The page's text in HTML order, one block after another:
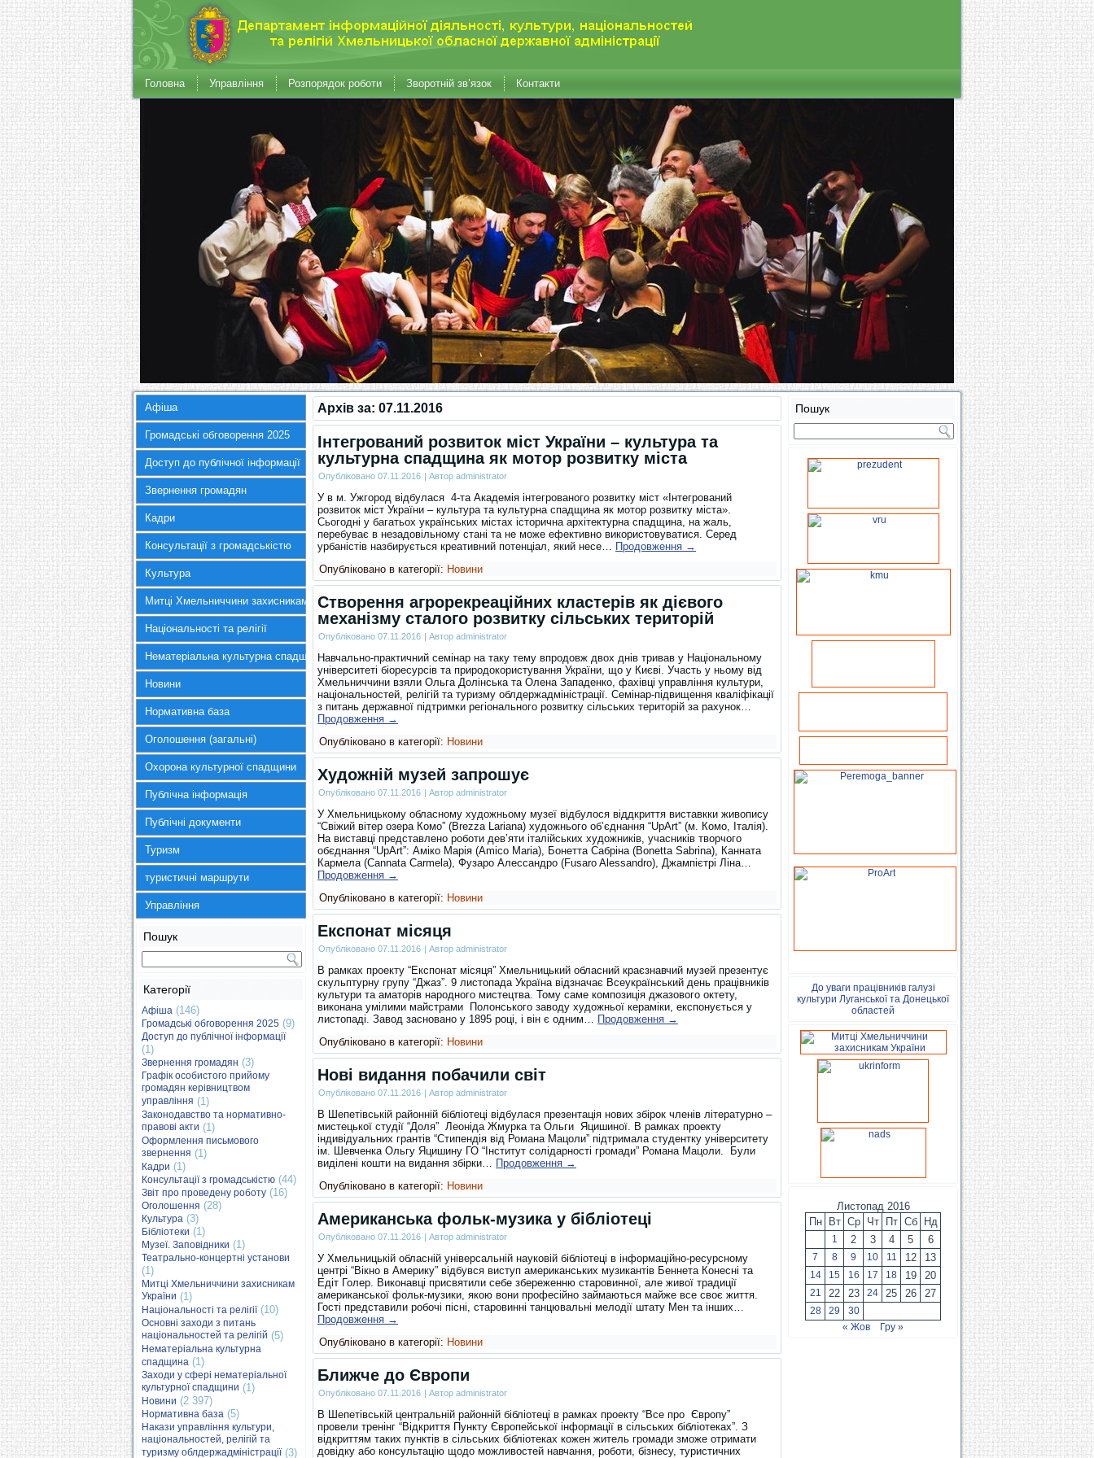
Головна Управління Розпорядок роботи Зворотній зв’язок Контакти
Афіша
Громадські обговорення 2025
Доступ до публічної інформації
Звернення громадян
Кадри
Консультації з громадськістю
Культура
Митці Хмельниччини захисникам України
Національності та релігії
Нематеріальна культурна спадщина
Новини
Нормативна база
Оголошення (загальні)
Охорона культурної спадщини
Публічна інформація
Публічні документи
Туризм
туристичні маршрути
Управління
Пошук
Категорії
Афіша (146)
Громадські обговорення 2025 (9)
Доступ до публічної інформації
(1)
Звернення громадян (3)
Графік особистого прийому
громадян керівництвом
управління (1)
Законодавство та нормативно-
правові акти (1)
Оформлення письмового
звернення (1)
Кадри (1)
Консультації з громадськістю (44)
Звіт про проведену роботу (16)
Оголошення (28)
Культура (3)
Бібліотеки (1)
Музеї. Заповідники (1)
Театрально-концертні установи
(1)
Митці Хмельниччини захисникам
України (1)
Національності та релігії(10)
Основні заходи з питань
національностей та релігій (5)
Нематеріальна культурна
спадщина (1)
Заходи у сфері нематеріальної
культурної спадщини (1)
Новини (2 397)
Нормативна база (5)
Накази управління культури,
національностей, релігій та
туризму облдержадміністрації(3)
Архів за: 07.11.2016
Інтегрований розвиток міст України – культура та
культурна спадщина як мотор розвитку міста
Опубліковано 07.11.2016 | Автор administrator
У в м. Ужгород відбулася 4-та Академія інтегрованого розвитку міст «Інтегрований
розвиток міст України – культура та культурна спадщина як мотор розвитку міста».
Сьогодні у багатьох українських містах історична архітектурна спадщина, на жаль,
перебуває в незадовільному стані та не може ефективно використовуватися. Серед
урбаністів назбирується креативний потенціал, який несе… Продовження →
Опубліковано в категорії: Новини
Створення агрорекреаційних кластерів як дієвого
механізму сталого розвитку сільських територій
Опубліковано 07.11.2016 | Автор administrator
Навчально-практичний семінар на таку тему впродовж двох днів тривав у Національному
університеті біоресурсів та природокористування України, що у Києві. Участь у ньому від
Хмельниччини взяли Ольга Долінська та Олена Западенко, фахівці управління культури,
національностей, релігій та туризму облдержадміністрації. Семінар-підвищення кваліфікації
з питань державної підтримки регіонального розвитку сільських територій за рахунок…
Продовження →
Опубліковано в категорії: Новини
Художній музей запрошує
Опубліковано 07.11.2016 | Автор administrator
У Хмельницькому обласному художньому музеї відбулося віддкриття виставкки живопису
“Свіжий вітер озера Комо” (Brezza Lariana) художнього об’єднання “UpArt” (м. Комо, Італія).
На виставці представлено роботи дев’яти італійських художників, учасників творчого
обєднання “UpArt”: Аміко Марія (Amico Maria), Бонетта Сабріна (Bonetta Sabrina), Канната
Кармела (Cannata Carmela), Фузаро Алессандро (Fusaro Alessandro), Джампієтрі Ліна…
Продовження →
Опубліковано в категорії: Новини
Експонат місяця
Опубліковано 07.11.2016 | Автор administrator
В рамках проекту “Експонат місяця” Хмельницький обласний краєзнавчий музей презентує
скульптурну групу “Джаз”. 9 листопада Україна відзначає Всеукраїнський день працівників
культури та аматорів народного мистецтва. Тому саме композиція джазового октету,
виконана умілими майстрами Полонського заводу художньої кераміки, експонується у
листопаді. Завод засновано у 1895 році, і він є одним… Продовження →
Опубліковано в категорії: Новини
Нові видання побачили світ
Опубліковано 07.11.2016 | Автор administrator
В Шепетівській районній бібліотеці відбулася презентація нових збірок членів літературно –
мистецької студії “Доля” Леоніда Жмурка та Ольги Яцишиної. В рамках проекту
індивідуальних грантів “Стипендія від Романа Мацоли” підтримала студентку університету
ім. Шевченка Ольгу Яцишину ГО “Інститут солідарності громади” Романа Мацоли. Були
виділені кошти на видання збірки… Продовження →
Опубліковано в категорії: Новини
Американська фольк-музика у бібліотеці
Опубліковано 07.11.2016 | Автор administrator
У Хмельницькій обласній універсальній науковій бібліотеці в інформаційно-ресурсному
центрі “Вікно в Америку” відбувся виступ американських музикантів Беннета Конесні та
Едіт Голер. Виконавці присвятили себе збереженню старовинної, але живої традиції
американської фольк-музики, якою вони професійно займаються майже все своє життя.
Гості представили pобочі пісні, старовинні танцювальні мелодії штату Мен та інших…
Продовження →
Опубліковано в категорії: Новини
Ближче до Європи
Опубліковано 07.11.2016 | Автор administrator
В Шепетівській центральній районній бібліотеці в рамках проекту “Все про Європу”
провели тренінг “Відкриття Пункту Європейської інформації в сільських бібліотеках”. З
відкриттям таких пунктів в сільських бібліотеках кожен житель громади зможе отримати
довідку або консультацію щодо можливостей навчання, роботи, бізнесу, туристичних
Пошук
До уваги працівників галузі
культури Луганської та Донецької
областей
Листопад 2016
Пн
Вт Ср Чт Пт Сб Нд
1 2 3 4 5 6
7 8 9 10 11 12 13
14 15 16 17 18 19 20
21 22 23 24 25 26 27
28 29
30
« Жов
Гру »